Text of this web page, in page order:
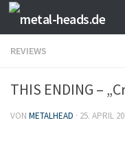
Zum Inhalt springen
REVIEWS
THIS ENDING –
VON METALHEAD · 25. APRIL